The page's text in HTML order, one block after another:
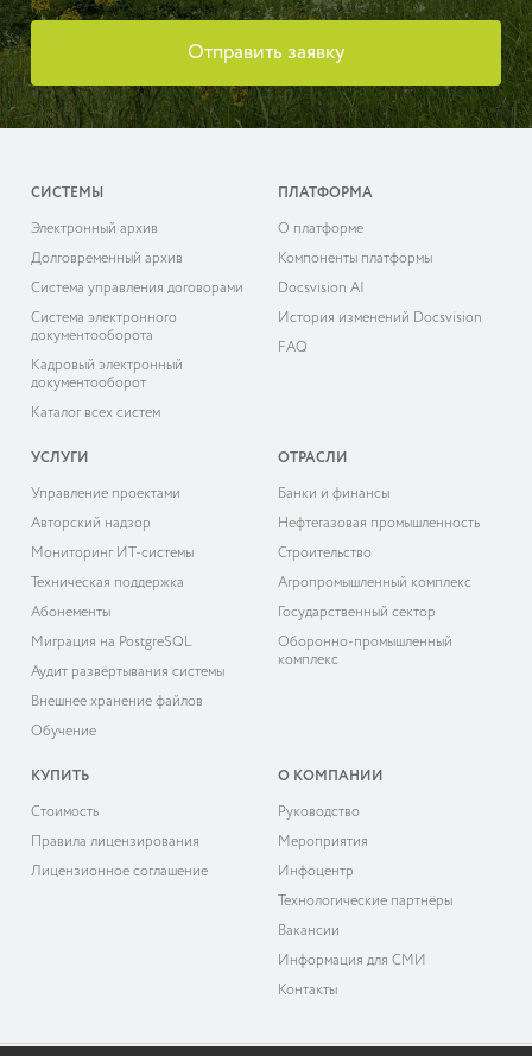
Отправить заявку
СИСТЕМЫ
Электронный архив
Долговременный архив
Система управления договорами
Система электронного
документооборота
Кадровый электронный
документооборот
Каталог всех систем
ПЛАТФОРМА
О платформе
Компоненты платформы
Docsvision AI
История изменений Docsvision
FAQ
УСЛУГИ
Управление проектами
Авторский надзор
Мониторинг ИТ-системы
Техническая поддержка
Абонементы
Миграция на PostgreSQL
Аудит развёртывания системы
Внешнее хранение файлов
Обучение
ОТРАСЛИ
Банки и финансы
Нефтегазовая промышленность
Строительство
Агропромышленный комплекс
Государственный сектор
Оборонно-промышленный
комплекс
КУПИТЬ
Cтоимость
Правила лицензирования
Лицензионное соглашение
О КОМПАНИИ
Руководство
Мероприятия
Инфоцентр
Технологические партнёры
Вакансии
Информация для СМИ
Контакты